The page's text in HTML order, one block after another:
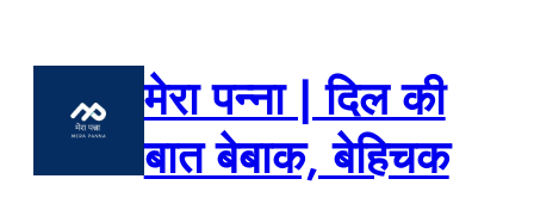
मेरा पन्ना | दिल की
बात बेबाक, बेहिचक